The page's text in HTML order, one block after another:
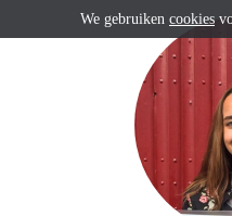
We gebruiken cookies